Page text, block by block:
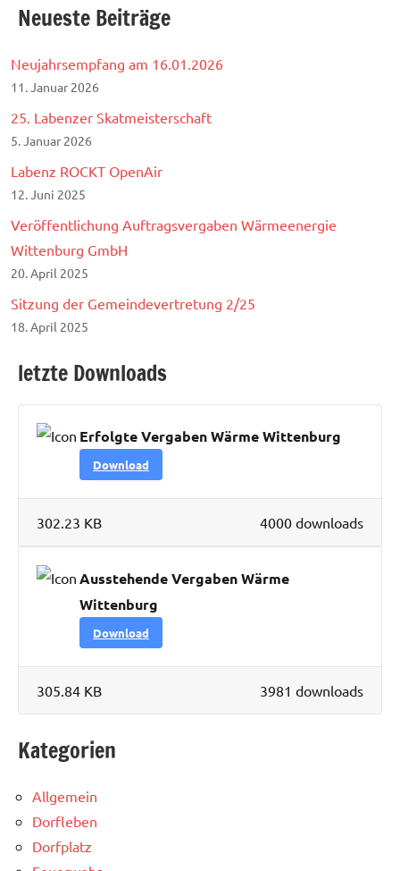
Neueste Beiträge
Neujahrsempfang am 16.01.2026
11. Januar 2026
25. Labenzer Skatmeisterschaft
5. Januar 2026
Labenz ROCKT OpenAir
12. Juni 2025
Veröffentlichung Auftragsvergaben Wärmeenergie
Wittenburg GmbH
20. April 2025
Sitzung der Gemeindevertretung 2/25
18. April 2025
letzte Downloads
Erfolgte Vergaben Wärme Wittenburg
Download
4000 downloads
302.23 KB
Ausstehende Vergaben Wärme
Wittenburg
Download
3981 downloads
305.84 KB
Kategorien
Allgemein
Dorfleben
Dorfplatz